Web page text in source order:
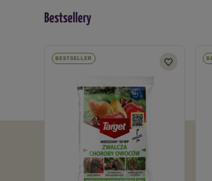
Bestsellery
BESTSELLER